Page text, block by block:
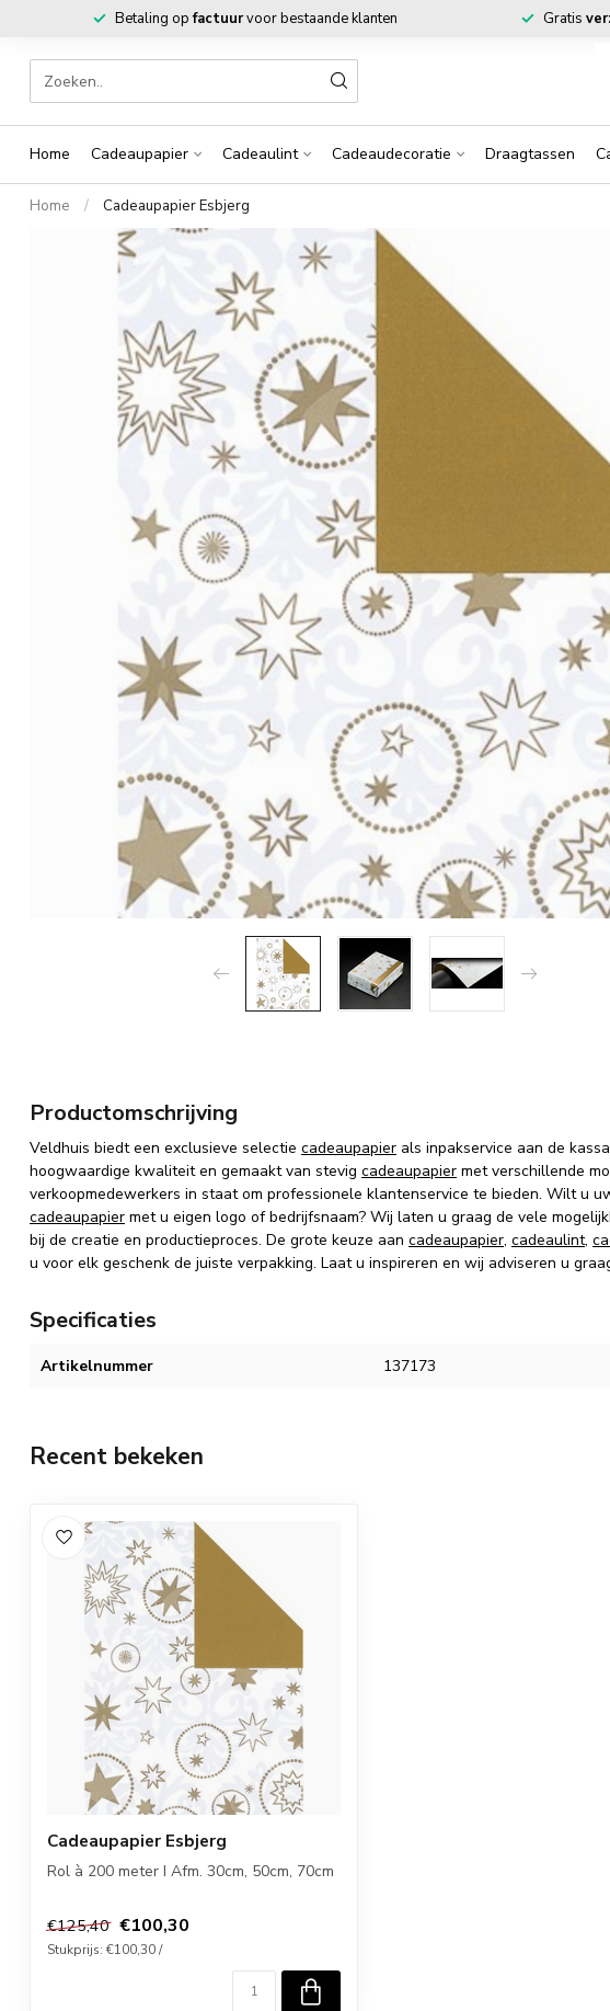
Betaling opfactuurvoor bestaande klanten Gratis
Home Cadeaupapier Cadeaulint Cadeaudecoratie Draagtassen
Home / Cadeaupapier Esbjerg
Productomschrijving
Veldhuis biedt een exclusieve selectie cadeaupapier als inpakservice aan de
hoogwaardige kwaliteit en gemaakt van stevig cadeaupapier met verschillende
verkoopmedewerkers in staat om professionele klantenservice te bieden. Wilt u
cadeaupapier met u eigen logo of bedrijfsnaam? Wij laten u graag de vele
bij de creatie en productieproces. De grote keuze aan cadeaupapier, cadeaulint,
u voor elk geschenk de juiste verpakking. Laat u inspireren en wij adviseren u
Specificaties
Artikelnummer 137173
Recent bekeken
Cadeaupapier Esbjerg
Rol à 200 meter I Afm. 30cm, 50cm, 70cm
€125,40 €100,30
Stukprijs: €100,30 /